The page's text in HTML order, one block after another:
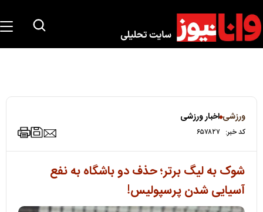
ورزشی اخبار ورزشی
کد خبر: ۶۵۷۸۲۷
شوک به لیگ برتر؛ حذف دو باشگاه به نفع
آسیایی شدن پرسپولیس!